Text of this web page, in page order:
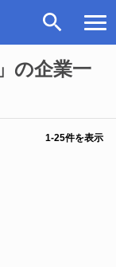
の企業一
1-25件を表示